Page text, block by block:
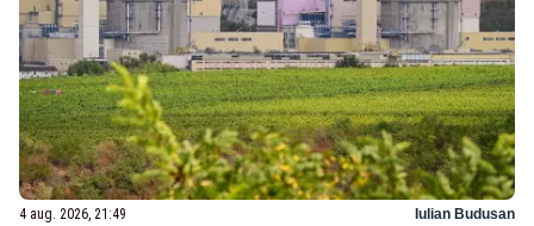
4 aug. 2026, 21:49 Iulian Budusan